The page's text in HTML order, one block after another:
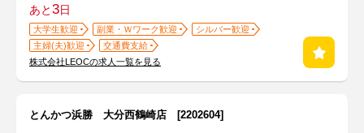
あと3日
大学生歓迎 副業・Ｗワーク歓迎
シルバー歓迎
主婦(夫)歓迎
交通費支給
株式会社LEOCの求人一覧を見る
とんかつ浜勝 大分西鶴崎店 [2202604]